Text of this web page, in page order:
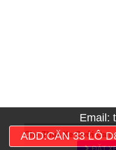
Cho Thuê Xe Cưới
Email:
ADD:CĂN 33 LÔ